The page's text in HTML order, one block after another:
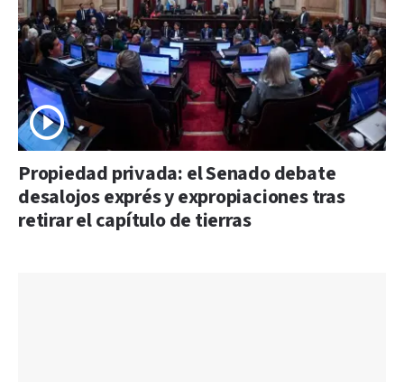
Propiedad privada: el Senado debate
desalojos exprés y expropiaciones tras
retirar el capítulo de tierras